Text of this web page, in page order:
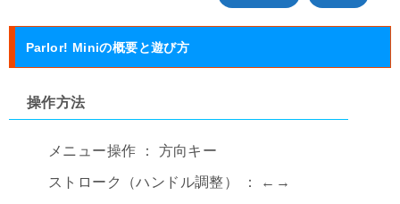
Parlor! Miniの概要と遊び方
操作方法
メニュー操作 ： 方向キー
ストローク（ハンドル調整） ： ←→